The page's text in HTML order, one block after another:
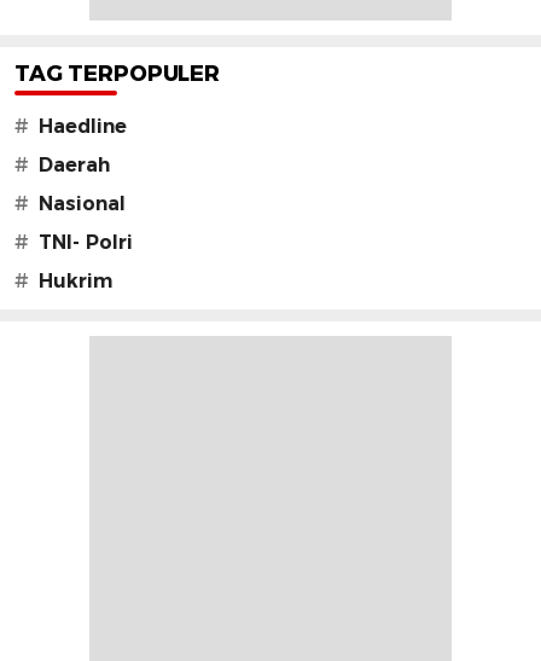
TAG TERPOPULER
# Haedline
# Daerah
# Nasional
# TNI- Polri
# Hukrim